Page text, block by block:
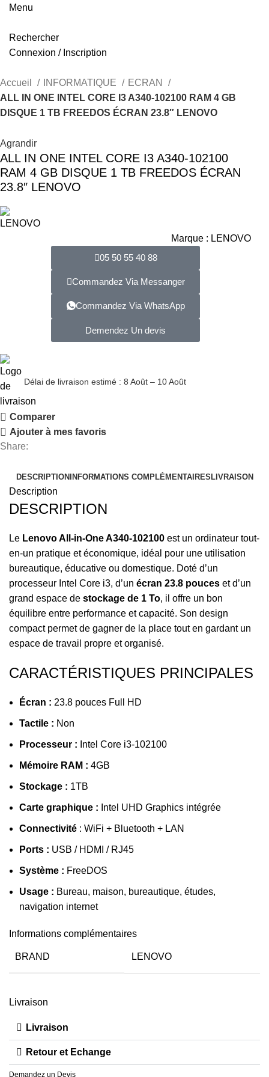
Menu
Rechercher
Connexion / Inscription
Accueil INFORMATIQUE
ECRAN
ALL IN ONE INTEL CORE I3 A340-102100 RAM 4 GB
DISQUE 1 TB FREEDOS ÉCRAN 23.8″ LENOVO
Agrandir
ALL IN ONE INTEL CORE I3 A340-102100
RAM 4 GB DISQUE 1 TB FREEDOS ÉCRAN
23.8″ LENOVO
Marque : LENOVO
05 50 55 40 88
Commandez Via Messanger
Commandez Via WhatsApp
Demendez Un devis
Délai de livraison estimé : 8 Août – 10 Août
Comparer
Ajouter à mes favoris
Share:
DESCRIPTION INFORMATIONS COMPLÉMENTAIRES LIVRAISON
Description
DESCRIPTION
Le Lenovo All-in-One A340-102100 est un ordinateur tout-
en-un pratique et économique, idéal pour une utilisation
bureautique, éducative ou domestique. Doté d’un
processeur Intel Core i3, d’un écran 23.8 pouces et d’un
grand espace de stockage de 1 To, il offre un bon
équilibre entre performance et capacité. Son design
compact permet de gagner de la place tout en gardant un
espace de travail propre et organisé.
CARACTÉRISTIQUES PRINCIPALES
Écran : 23.8 pouces Full HD
Tactile : Non
Processeur : Intel Core i3-102100
Mémoire RAM : 4GB
Stockage : 1TB
Carte graphique : Intel UHD Graphics intégrée
Connectivité : WiFi + Bluetooth + LAN
Ports : USB / HDMI / RJ45
Système : FreeDOS
Usage : Bureau, maison, bureautique, études,
navigation internet
Informations complémentaires
BRAND LENOVO
Livraison
Livraison
Retour et Echange
Demandez un Devis